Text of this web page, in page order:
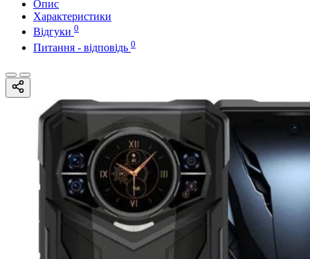
Опис
Характеристики
Відгуки 0
Питання - відповідь 0